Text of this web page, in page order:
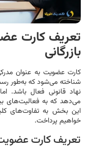
تعریف کارت
بازرگانی
کارت عضویت به عنوان
شناخته می‌شود که به‌طور
نهاد قانونی فعال باشد.
می‌دهد که به فعالیت‌های
این بخش به تفاوت‌های
خواهیم پرداخت.
تعریف کارت عضویت